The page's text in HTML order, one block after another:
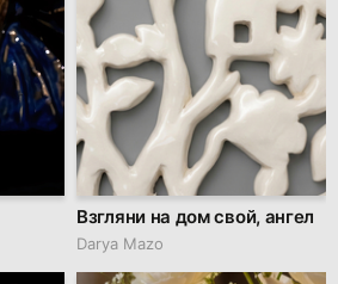
Взгляни на дом свой, ангел
Darya Mazo